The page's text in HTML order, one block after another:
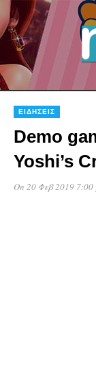
ΕΙΔΉΣΕΙΣ
Demo
Yoshi’s
On 20 Φεβ 2019 7:00